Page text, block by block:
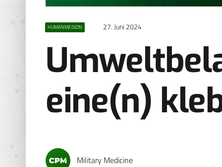
HUMANMEDIZIN 27. Juni 2024
eine(n)
Military Medicine